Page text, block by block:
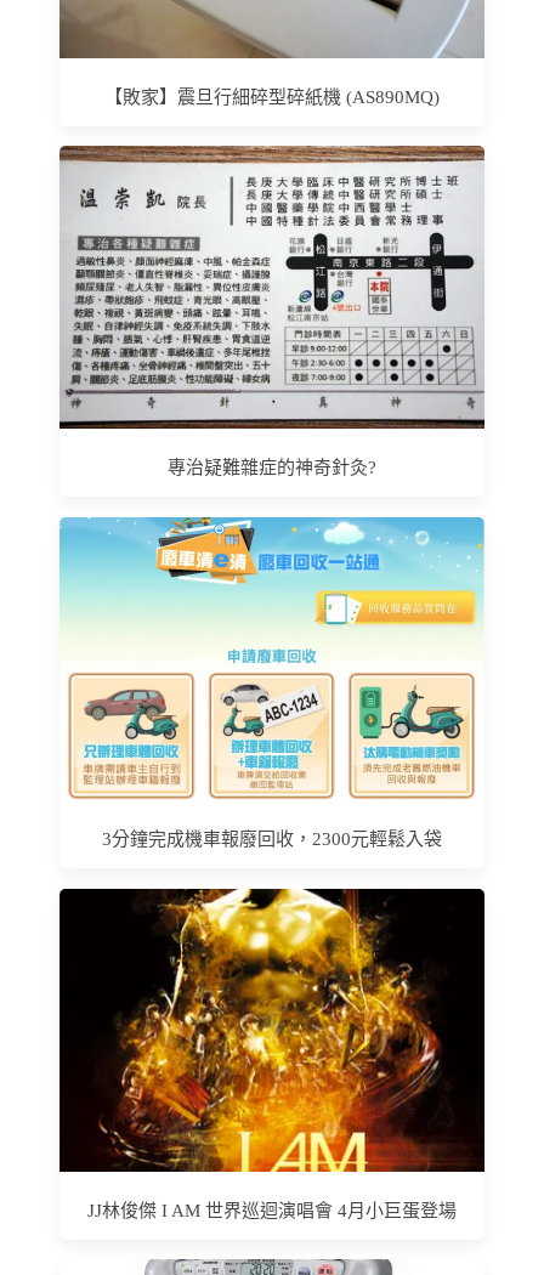
【敗家】震旦行細碎型碎紙機 (AS890MQ)
專治疑難雜症的神奇針灸?
3分鐘完成機車報廢回收，2300元輕鬆入袋
JJ林俊傑 I AM 世界巡迴演唱會 4月小巨蛋登場